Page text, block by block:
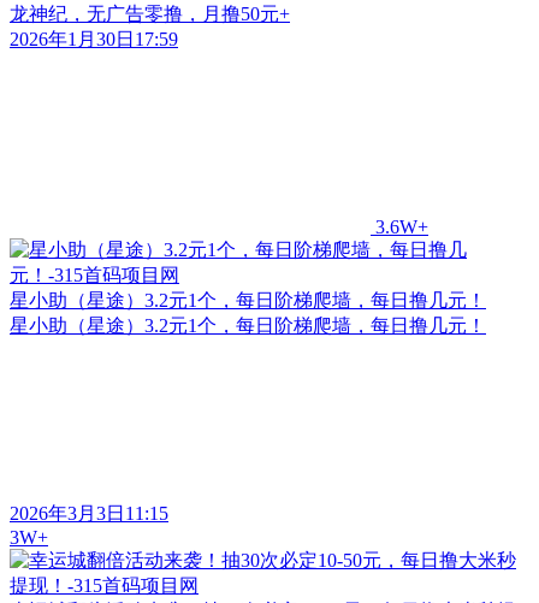
龙神纪，无广告零撸，月撸50元+
2026年1月30日17:59
3.6W+
星小助（星途）3.2元1个，每日阶梯爬墙，每日撸几元！
星小助（星途）3.2元1个，每日阶梯爬墙，每日撸几元！
2026年3月3日11:15
3W+